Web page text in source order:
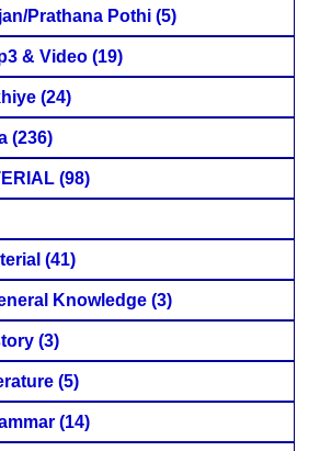
Prathana Pothi (5)
& Video (19)
(24)
(236)
(98)
(41)
Knowledge (3)
(3)
(5)
(14)